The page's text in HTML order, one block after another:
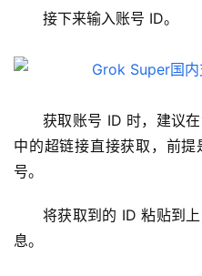
接下来输入账号 ID。
获取账号 ID 时，建议
中的超链接直接获取，前
号。
将获取到的 ID 粘贴到
息。